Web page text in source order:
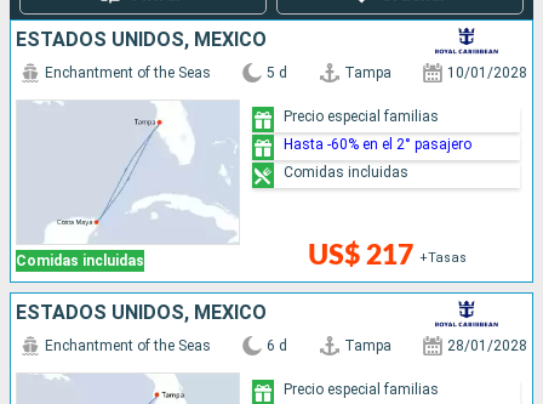
ESTADOS UNIDOS, MÉXICO
Comidas incluidas
Enchantment of the Seas 5 d Tampa 10/01/2028
US$ 217 +Tasas
Precio especial familias
Hasta -60% en el 2° pasajero
Comidas incluidas
ESTADOS UNIDOS, MÉXICO
Enchantment of the Seas 6 d Tampa 28/01/2028
Precio especial familias